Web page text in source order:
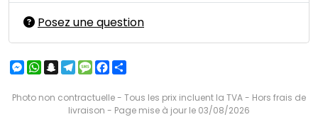
Posez une question
Messenger
WhatsApp
Snapchat
Telegram
MessageFacebook
Photo non contractuelle - Tous les prix incluent la TVA - Hors frais de
livraison - Page mise à jour le 03/08/2026